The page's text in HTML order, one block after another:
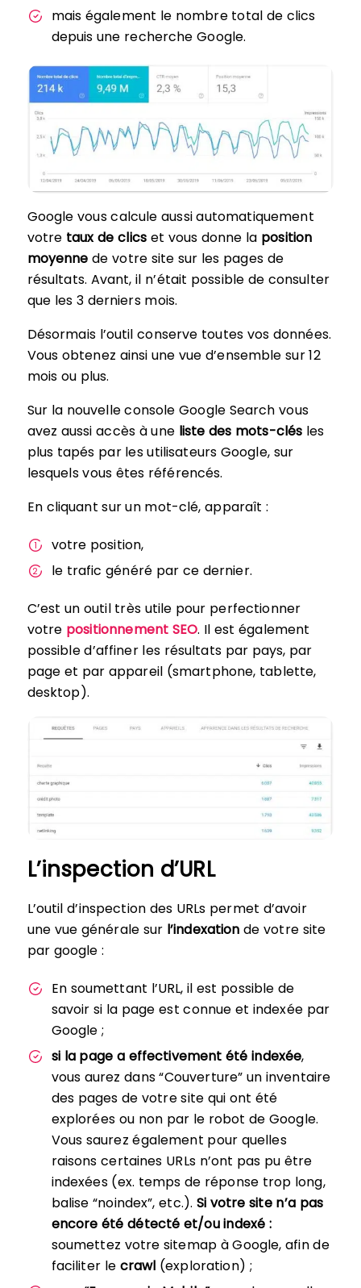
mais également le nombre total de clics
depuis une recherche Google.
Google vous calcule aussi automatiquement
votre taux de clicset vous donne la position
moyenne de votre site sur les pages de
résultats. Avant, il n’était possible de consulter
que les 3 derniers mois.
Désormais l’outil conserve toutes vos données.
Vous obtenez ainsi une vue d’ensemble sur 12
mois ou plus.
Sur la nouvelle console Google Search vous
avez aussi accès à une liste des mots-clés les
plus tapés par les utilisateurs Google, sur
lesquels vous êtes référencés.
En cliquant sur un mot-clé, apparaît :
votre position,
le trafic généré par ce dernier.
C’est un outil très utile pour perfectionner
votre positionnement SEO. Il est également
possible d’affiner les résultats par pays, par
page et par appareil (smartphone, tablette,
desktop).
L’inspection d’URL
L’outil d’inspection des URLs permet d’avoir
une vue générale sur l’indexation de votre site
par google :
En soumettant l’URL, il est possible de
savoir si la page est connue et indexée par
Google ;
si la page a effectivement été indexée,
vous aurez dans “Couverture” un inventaire
des pages de votre site qui ont été
explorées ou non par le robot de Google.
Vous saurez également pour quelles
raisons certaines URLs n’ont pas pu être
indexées (ex. temps de réponse trop long,
balise “noindex”, etc.). Si votre site n’a pas
encore été détecté et/ou indexé :
soumettez votre sitemap à Google, afin de
faciliter le crawl (exploration) ;